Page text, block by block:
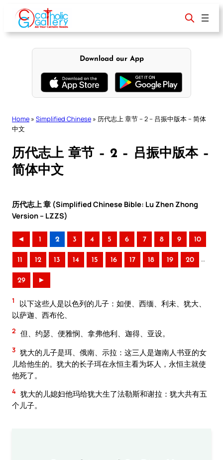
content
Download our App
Home » Simplified Chinese » 历代志上 章节 – 2 – 吕振中版本 – 简体
中文
历代志上 章节 – 2 – 吕振中版本 –
简体中文
历代志上 章 (Simplified Chinese Bible: Lu Zhen Zhong
Version – LZZS)
◄ 1 2 3 4 5 6 7 8 9 10
11 12 13 14 15 16 17 18 19 20 ..
29 ►
1
以下这些人是以色列的儿子：如便、西缅、利未、犹大、
以萨迦、西布伦、
2 但、约瑟、便雅悯、拿弗他利、迦得、亚设。
3 犹大的儿子是珥、俄南、示拉：这三人是迦南人书亚的女
儿给他生的。犹大的长子珥在永恒主看为坏人，永恒主就使
他死了。
4 犹大的儿媳妇他玛给犹大生了法勒斯和谢拉：犹大共有五
个儿子。